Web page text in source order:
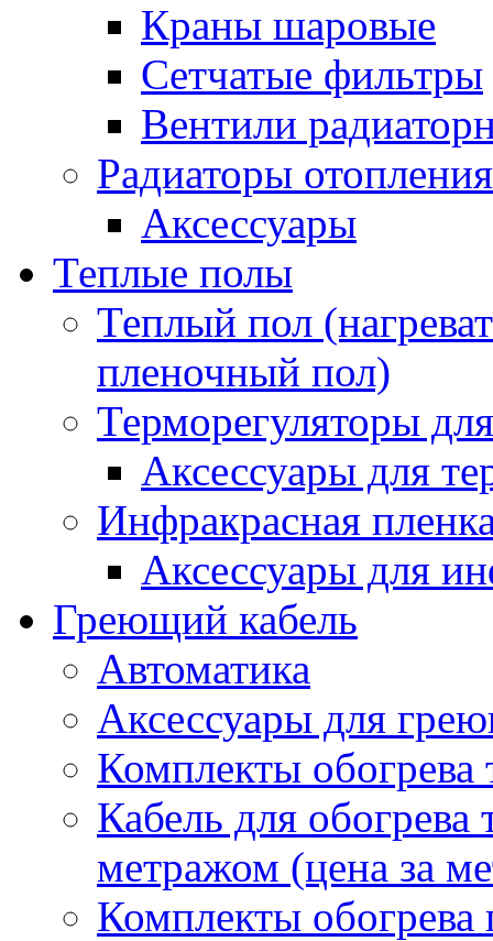
Краны шаровые
Сетчатые фильтры
Вентили
Радиаторы отопления
Аксессуары
Теплые полы
Теплый пол
пленочный пол)
Терморегуляторы
Аксессуары для
Инфракрасная
Аксессуары для
Греющий кабель
Автоматика
Аксессуары для
Комплекты обогрева
Кабель для обогрева
метражом (цена за
Комплекты обогрева